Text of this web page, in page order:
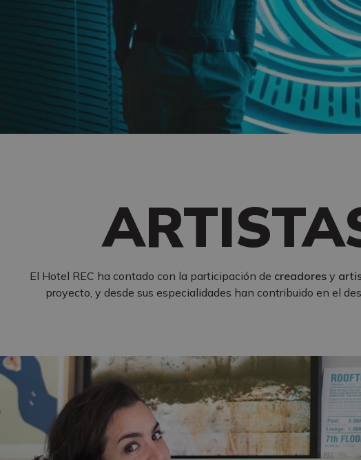
El Hotel REC ha contado con la participación de creadoresy
proyecto, y desde sus especialidades han contribuido en el